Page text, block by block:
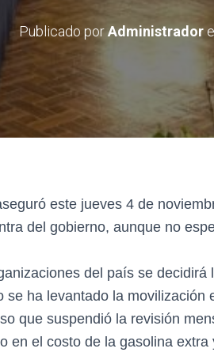
Publicado porAdministradorel
este jueves 4 de
del gobierno, aunque no
del país se decidirá
ha levantado la movilización
que suspendió la revisión
en el costo de la gasolina extra